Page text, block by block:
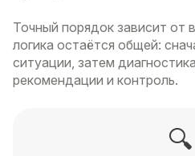
Точный порядок зависит от
логика остаётся общей:
ситуации, затем
рекомендации и контроль.
🔍